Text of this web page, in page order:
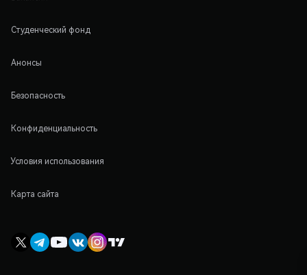
Студенческий фонд
Анонсы
Безопасность
Конфиденциальность
Условия использования
Карта сайта